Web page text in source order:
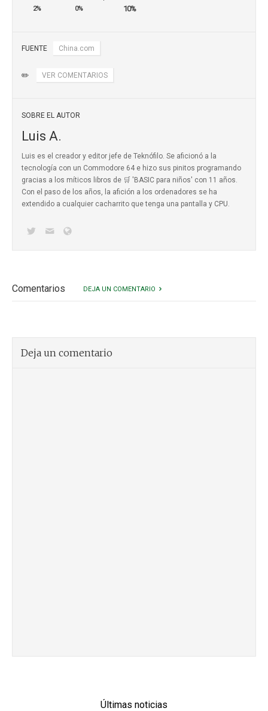
2%
0%
10%
FUENTE China.com
✏️ VER COMENTARIOS
SOBRE EL AUTOR
Luis A.
Luis es el creador y editor jefe de Teknófilo. Se aficionó a la
tecnología con un Commodore 64 e hizo sus pinitos programando
gracias a los míticos libros de 🛒 'BASIC para niños' con 11 años.
Con el paso de los años, la afición a los ordenadores se ha
extendido a cualquier cacharrito que tenga una pantalla y CPU.
Comentarios DEJA UN COMENTARIO
Deja un comentario
Últimas noticias